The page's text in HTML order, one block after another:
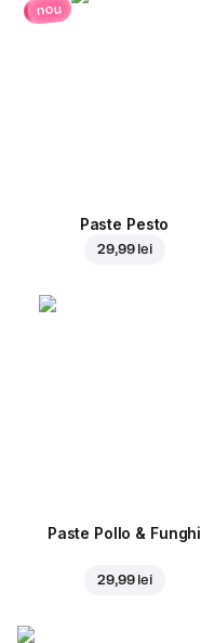
nou
Paste Pesto
29,99 lei
Paste Pollo & Funghi
29,99 lei